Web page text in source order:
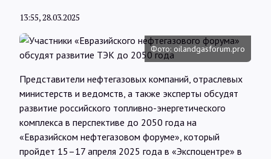
Обзоры
Интервью
Карты
13:55, 28.03.2025
Фото: oilandgasforum.pro
Представители нефтегазовых компаний, отраслевых
министерств и ведомств, а также эксперты обсудят
развитие российского топливно-энергетического
комплекса в перспективе до 2050 года на
«Евразийском нефтегазовом форуме», который
пройдет 15–17 апреля 2025 года в «Экспоцентре» в